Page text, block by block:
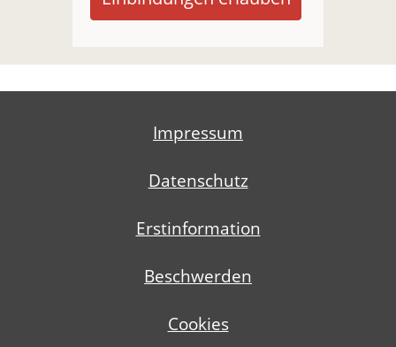
Impressum
Datenschutz
Erstinformation
Beschwerden
Cookies